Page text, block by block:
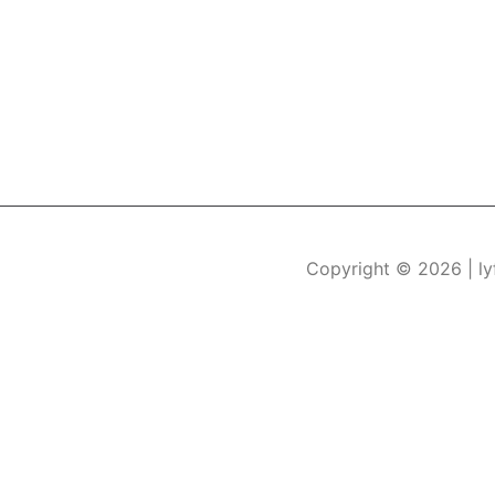
Copyright © 2026 |